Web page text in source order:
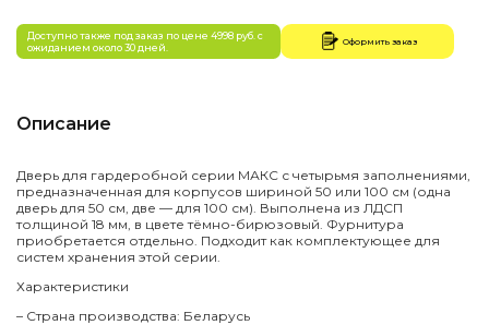
Доступно также под заказ по цене 4998 руб. с
ожиданием около 30 дней.
Оформить заказ
Описание
Дверь для гардеробной серии МАКС с четырьмя заполнениями,
предназначенная для корпусов шириной 50 или 100 см (одна
дверь для 50 см, две — для 100 см). Выполнена из ЛДСП
толщиной 18 мм, в цвете тёмно-бирюзовый. Фурнитура
приобретается отдельно. Подходит как комплектующее для
систем хранения этой серии.
Характеристики
– Страна производства: Беларусь